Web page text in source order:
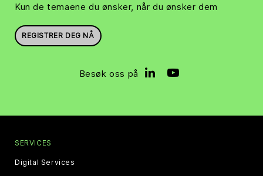
Kun de temaene du ønsker, når du ønsker dem
REGISTRER DEG NÅ
Besøk oss på
SERVICES
Digital Services